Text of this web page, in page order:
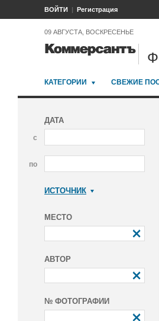
ВОЙТИ Регистрация
09 АВГУСТА, ВОСКРЕСЕНЬЕ
КАТЕГОРИИ СВЕЖИЕ
ДАТА
с
по
ИСТОЧНИК
МЕСТО
АВТОР
№ ФОТОГРАФИИ